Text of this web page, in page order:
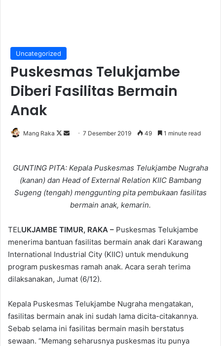
Uncategorized
Puskesmas Telukjambe
Diberi Fasilitas Bermain
Anak
Mang Raka
Follow
Send7 Desember 2019 49 1 minute read
GUNTING PITA: Kepala Puskesmas Telukjambe Nugraha
(kanan) dan Head of External Relation KIIC Bambang
Sugeng (tengah) menggunting pita pembukaan fasilitas
bermain anak, kemarin.
TELUKJAMBE TIMUR, RAKA – Puskesmas Telukjambe
menerima bantuan fasilitas bermain anak dari Karawang
International Industrial City (KIIC) untuk mendukung
program puskesmas ramah anak. Acara serah terima
dilaksanakan, Jumat (6/12).
Kepala Puskesmas Telukjambe Nugraha mengatakan,
fasilitas bermain anak ini sudah lama dicita-citakannya.
Sebab selama ini fasilitas bermain masih berstatus
sewaan. “Memang seharusnya puskesmas itu punya